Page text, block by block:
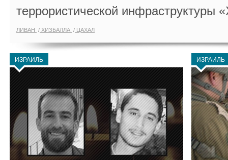
террористической инфраструктуры
ЛИВАН ХИЗБАЛЛА ЦАХАЛ
ИЗРАИЛЬ ИЗРАИЛЬ